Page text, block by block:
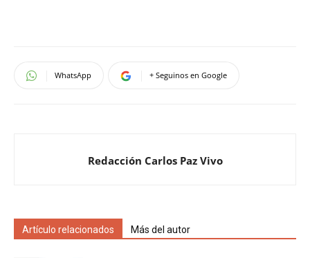
WhatsApp + Seguinos en Google
Redacción Carlos Paz Vivo
Artículo relacionados Más del autor